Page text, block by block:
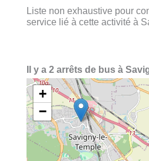
Liste non exhaustive pour
service lié à cette activité à
Il y a 2 arrêts de bus à
+
−